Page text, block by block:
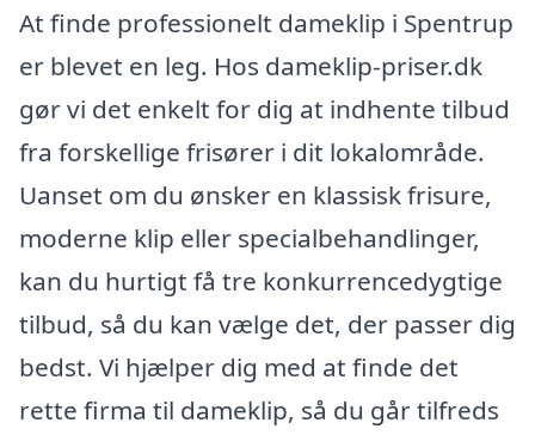
At finde professionelt dameklip i Spentrup
er blevet en leg. Hos dameklip-priser.dk
gør vi det enkelt for dig at indhente tilbud
fra forskellige frisører i dit lokalområde.
Uanset om du ønsker en klassisk frisure,
moderne klip eller specialbehandlinger,
kan du hurtigt få tre konkurrencedygtige
tilbud, så du kan vælge det, der passer dig
bedst. Vi hjælper dig med at finde det
rette firma til dameklip, så du går tilfreds